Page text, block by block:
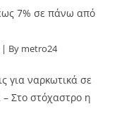
7% σε πάνω από
By metro24
για ναρκωτικά σε
Στο στόχαστρο η